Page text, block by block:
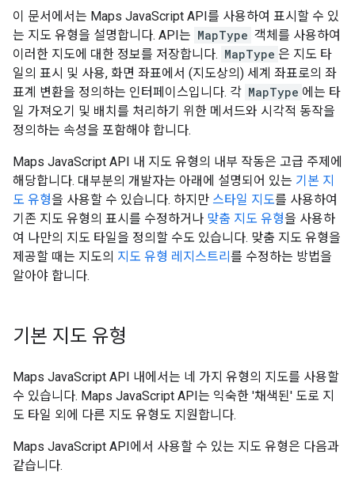
이 문서에서는 Maps JavaScript API를 사용하여 표시할 수 있
는 지도 유형을 설명합니다. API는 MapType 객체를 사용하여
이러한 지도에 대한 정보를 저장합니다. MapType 은 지도 타
일의 표시 및 사용, 화면 좌표에서 (지도상의) 세계 좌표로의 좌
표계 변환을 정의하는 인터페이스입니다. 각 MapType 에는 타
일 가져오기 및 배치를 처리하기 위한 메서드와 시각적 동작을
정의하는 속성을 포함해야 합니다.
Maps JavaScript API 내 지도 유형의 내부 작동은 고급 주제에
해당합니다. 대부분의 개발자는 아래에 설명되어 있는 기본 지
도 유형을 사용할 수 있습니다. 하지만 스타일 지도를 사용하여
기존 지도 유형의 표시를 수정하거나 맞춤 지도 유형을 사용하
여 나만의 지도 타일을 정의할 수도 있습니다. 맞춤 지도 유형을
제공할 때는 지도의 지도 유형 레지스트리 를 수정하는 방법을
알아야 합니다.
기본 지도 유형
Maps JavaScript API 내에서는 네 가지 유형의 지도를 사용할
수 있습니다. Maps JavaScript API는 익숙한 '채색된' 도로 지
도 타일 외에 다른 지도 유형도 지원합니다.
Maps JavaScript API에서 사용할 수 있는 지도 유형은 다음과
같습니다.